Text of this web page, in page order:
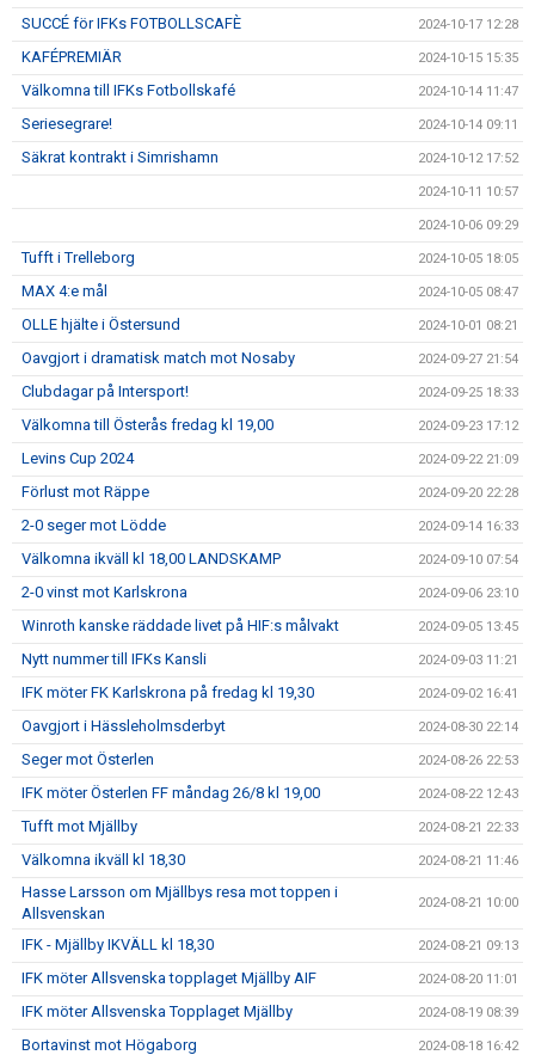
SUCCÉ för IFKs FOTBOLLSCAFÈ 2024-10-17 12:28
KAFÉPREMIÄR 2024-10-15 15:35
Välkomna till IFKs Fotbollskafé 2024-10-14 11:47
Seriesegrare! 2024-10-14 09:11
Säkrat kontrakt i Simrishamn 2024-10-12 17:52
2024-10-11 10:57
2024-10-06 09:29
Tufft i Trelleborg 2024-10-05 18:05
MAX 4:e mål 2024-10-05 08:47
OLLE hjälte i Östersund 2024-10-01 08:21
Oavgjort i dramatisk match mot Nosaby 2024-09-27 21:54
Clubdagar på Intersport! 2024-09-25 18:33
Välkomna till Österås fredag kl 19,00 2024-09-23 17:12
Levins Cup 2024 2024-09-22 21:09
Förlust mot Räppe 2024-09-20 22:28
2-0 seger mot Lödde 2024-09-14 16:33
Välkomna ikväll kl 18,00 LANDSKAMP 2024-09-10 07:54
2-0 vinst mot Karlskrona 2024-09-06 23:10
Winroth kanske räddade livet på HIF:s målvakt 2024-09-05 13:45
Nytt nummer till IFKs Kansli 2024-09-03 11:21
IFK möter FK Karlskrona på fredag kl 19,30 2024-09-02 16:41
Oavgjort i Hässleholmsderbyt 2024-08-30 22:14
Seger mot Österlen 2024-08-26 22:53
IFK möter Österlen FF måndag 26/8 kl 19,00 2024-08-22 12:43
Tufft mot Mjällby 2024-08-21 22:33
Välkomna ikväll kl 18,30 2024-08-21 11:46
Hasse Larsson om Mjällbys resa mot toppen i
Allsvenskan
2024-08-21 10:00
IFK - Mjällby IKVÄLL kl 18,30 2024-08-21 09:13
IFK möter Allsvenska topplaget Mjällby AIF 2024-08-20 11:01
IFK möter Allsvenska Topplaget Mjällby 2024-08-19 08:39
Bortavinst mot Högaborg 2024-08-18 16:42